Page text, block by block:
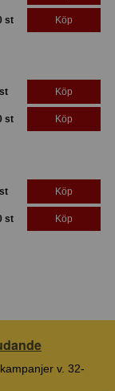
st Köp
Köp
st Köp
Köp
st Köp
v. 32-